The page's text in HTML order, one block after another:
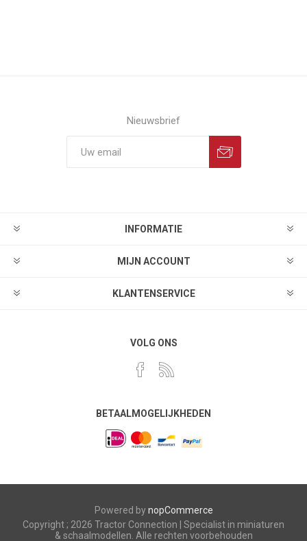
Nieuwsbrief
INFORMATIE
MIJN ACCOUNT
KLANTENSERVICE
VOLG ONS
BETAALMOGELIJKHEDEN
Powered bynopCommerce
Copyright ; 2026 Tractor Connection | Specialist in miniaturen
& schaalmodellen. Alle rechten voorbehouden